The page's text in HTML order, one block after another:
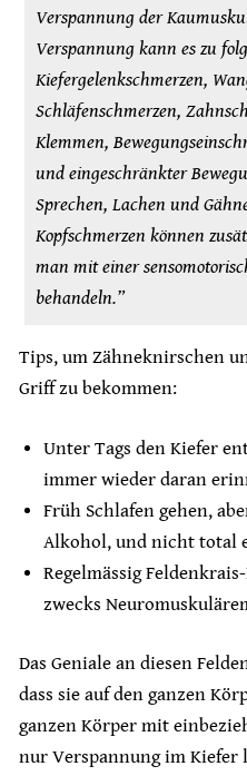
Verspannung der
Verspannung kann es zu
Kiefergelenkschmerzen,
Schläfenschmerzen,
Klemmen,
und eingeschränkter
Sprechen, Lachen und
Kopfschmerzen können
man mit einer
behandeln.”
Tips, um Zähneknirschen
Griff zu bekommen:
Unter Tags den Kiefer
immer wieder daran
Früh Schlafen gehen,
Alkohol, und nicht total
Regelmässig
zwecks
Das Geniale an diesen
dass sie auf den ganzen
ganzen Körper mit
nur Verspannung im Kiefer